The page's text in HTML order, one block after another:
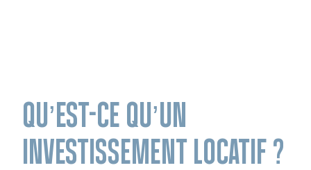
QU’EST-CE QU’UN
INVESTISSEMENT LOCATIF ?